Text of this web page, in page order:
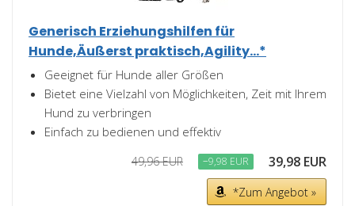
Generisch Erziehungshilfen für
Hunde,Äußerst praktisch,Agility...*
Geeignet für Hunde aller Größen
Bietet eine Vielzahl von Möglichkeiten, Zeit mit Ihrem
Hund zu verbringen
Einfach zu bedienen und effektiv
49,96 EUR −9,98 EUR 39,98 EUR
*Zum Angebot »